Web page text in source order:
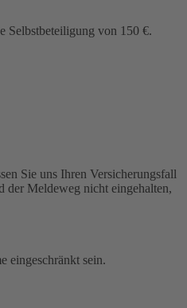
Selbstbeteiligung von 150 €.
Sie uns Ihren Versicherungsfall
der Meldeweg nicht eingehalten,
eingeschränkt sein.